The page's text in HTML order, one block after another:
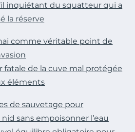
inquiétant du squatteur qui a
la réserve
comme véritable point de
fatale de la cuve mal protégée
éléments
de sauvetage pour
sans empoisonner l’eau